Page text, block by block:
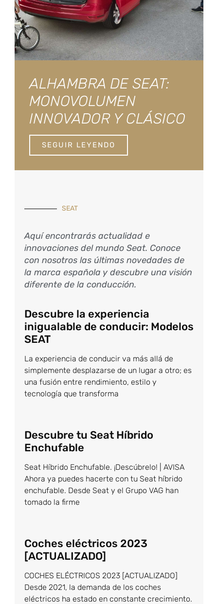
ALHAMBRA DE SEAT:
MONOVOLUMEN
INNOVADOR Y CLÁSICO
SEGUIR LEYENDO
SEAT
Aquí encontrarás actualidad e
innovaciones del mundo Seat. Conoce
con nosotros las últimas novedades de
la marca española y descubre una visión
diferente de la conducción.
Descubre la experiencia
inigualable de conducir: Modelos
SEAT
La experiencia de conducir va más allá de
simplemente desplazarse de un lugar a otro; es
una fusión entre rendimiento, estilo y
tecnología que transforma
Descubre tu Seat Híbrido
Enchufable
Seat Híbrido Enchufable. ¡Descúbrelo! | AVISA
Ahora ya puedes hacerte con tu Seat híbrido
enchufable. Desde Seat y el Grupo VAG han
tomado la firme
Coches eléctricos 2023
[ACTUALIZADO]
COCHES ELÉCTRICOS 2023 [ACTUALIZADO]
Desde 2021, la demanda de los coches
eléctricos ha estado en constante crecimiento.